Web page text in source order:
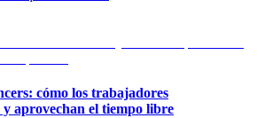
cómo los trabajadores
aprovechan el tiempo libre